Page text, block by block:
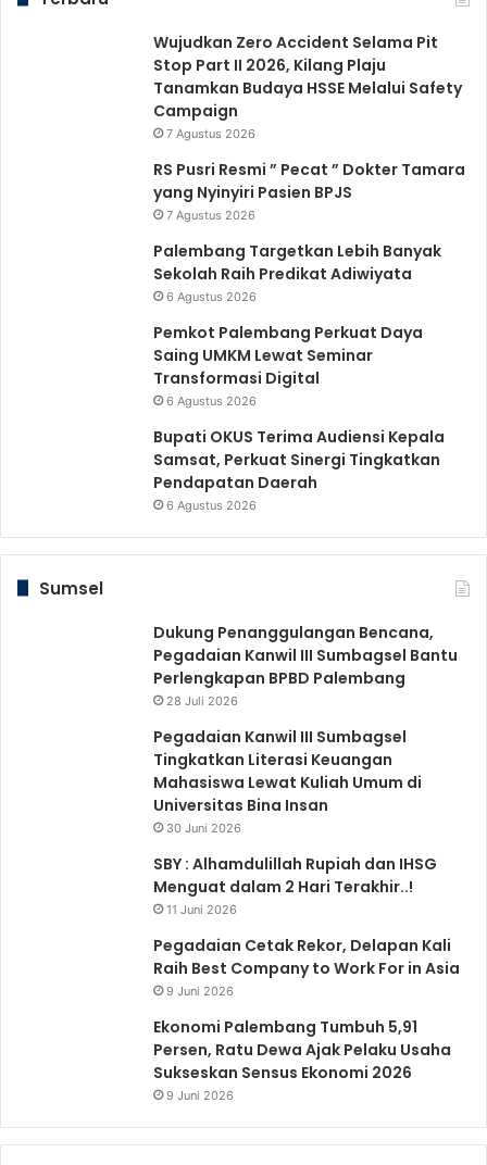
Wujudkan Zero Accident Selama Pit
Stop Part II 2026, Kilang Plaju
Tanamkan Budaya HSSE Melalui Safety
Campaign
7 Agustus 2026
RS Pusri Resmi ” Pecat ” Dokter Tamara
yang Nyinyiri Pasien BPJS
7 Agustus 2026
Palembang Targetkan Lebih Banyak
Sekolah Raih Predikat Adiwiyata
6 Agustus 2026
Pemkot Palembang Perkuat Daya
Saing UMKM Lewat Seminar
Transformasi Digital
6 Agustus 2026
Bupati OKUS Terima Audiensi Kepala
Samsat, Perkuat Sinergi Tingkatkan
Pendapatan Daerah
6 Agustus 2026
Sumsel
Dukung Penanggulangan Bencana,
Pegadaian Kanwil III Sumbagsel Bantu
Perlengkapan BPBD Palembang
28 Juli 2026
Pegadaian Kanwil III Sumbagsel
Tingkatkan Literasi Keuangan
Mahasiswa Lewat Kuliah Umum di
Universitas Bina Insan
30 Juni 2026
SBY : Alhamdulillah Rupiah dan IHSG
Menguat dalam 2 Hari Terakhir..!
11 Juni 2026
Pegadaian Cetak Rekor, Delapan Kali
Raih Best Company to Work For in Asia
9 Juni 2026
Ekonomi Palembang Tumbuh 5,91
Persen, Ratu Dewa Ajak Pelaku Usaha
Sukseskan Sensus Ekonomi 2026
9 Juni 2026